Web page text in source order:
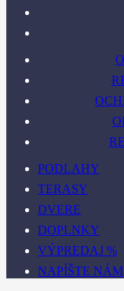
PODLAHY
TERASY
DVERE
DOPLNKY
VÝPREDAJ %
NAPÍŠTE NÁM